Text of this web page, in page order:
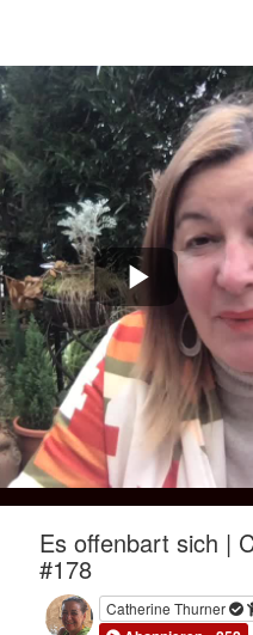
Play
Video
Es offenbart sich |
#178
Catherine Thurner